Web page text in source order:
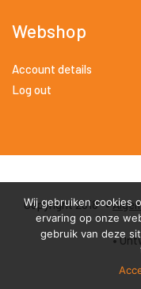
Webshop
Account details
Log out
Copyright 2018 •
•
Wij gebruiken cookies
ervaring op onze
gebruik van deze